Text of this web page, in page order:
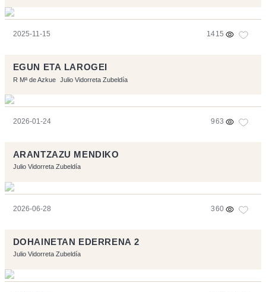
2025-11-15 1415
EGUN ETA LAROGEI
R Mª de Azkue Julio Vidorreta Zubeldía
2026-01-24 963
ARANTZAZU MENDIKO
Julio Vidorreta Zubeldía
2026-06-28 360
DOHAINETAN EDERRENA 2
Julio Vidorreta Zubeldía